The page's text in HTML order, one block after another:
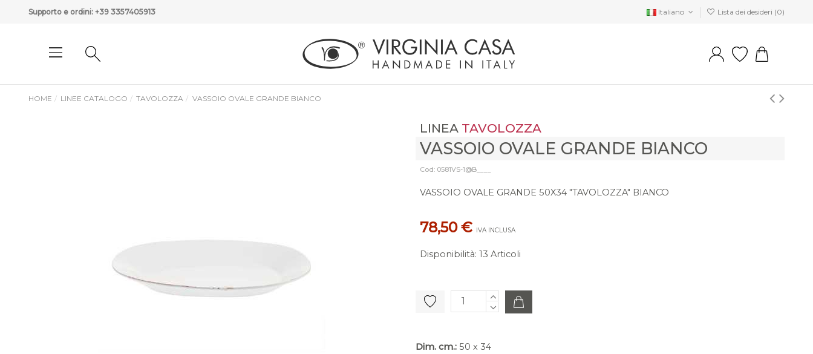
Supporto e ordini: +39 3357405913 Italiano Lista dei desideri (0)
HOME LINEE CATALOGO TAVOLOZZA VASSOIO OVALE GRANDE BIANCO
LINEA TAVOLOZZA
VASSOIO OVALE GRANDE BIANCO
Cod: 0581VS-1@B____
VASSOIO OVALE GRANDE 50X34 "TAVOLOZZA" BIANCO
78,50 € IVA INCLUSA
Disponibilità: 13 Articoli
Dim. cm.: 50 x 34